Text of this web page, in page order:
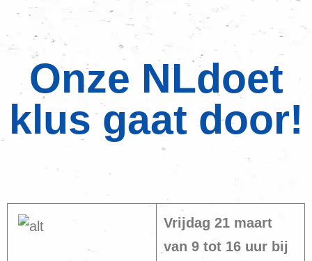
Onze NLdoet
klus gaat door!
Vrijdag 21 maart
van 9 tot 16 uur bij